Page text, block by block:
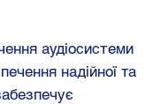
аудіосистеми
надійної та